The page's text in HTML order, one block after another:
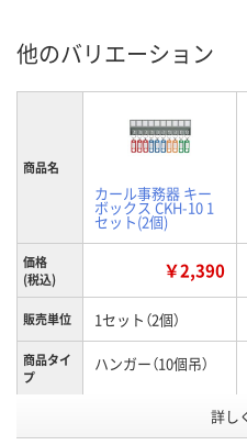
他のバリエーション
商品名
カール事務器 キー
ボックス CKH-10 1
セット(2個)
価格
(税込)
￥2,390
販売単位 1セット（2個）
商品タイ
プ
ハンガー（10個吊）
詳し